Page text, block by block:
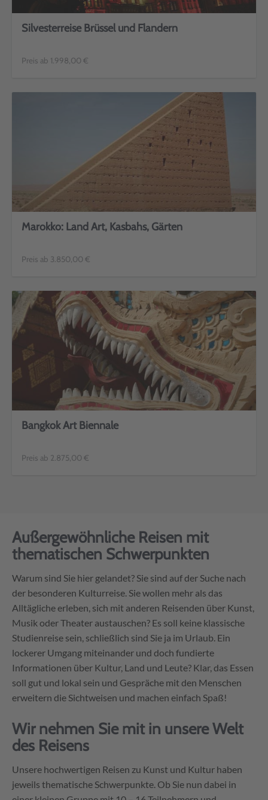
Silvesterreise Brüssel und Flandern
Preis ab 1.998,00 €
Marokko: Land Art, Kasbahs, Gärten
Preis ab 3.850,00 €
Bangkok Art Biennale
Preis ab 2.875,00 €
Außergewöhnliche Reisen mit
thematischen Schwerpunkten
Warum sind Sie hier gelandet? Sie sind auf der Suche nach
der besonderen Kulturreise. Sie wollen mehr als das
Alltägliche erleben, sich mit anderen Reisenden über Kunst,
Musik oder Theater austauschen? Es soll keine klassische
Studienreise sein, schließlich sind Sie ja im Urlaub. Ein
lockerer Umgang miteinander und doch fundierte
Informationen über Kultur, Land und Leute? Klar, das Essen
soll gut und lokal sein und Gespräche mit den Menschen
erweitern die Sichtweisen und machen einfach Spaß!
Wir nehmen Sie mit in unsere Welt
des Reisens
Unsere hochwertigen Reisen zu Kunst und Kultur haben
jeweils thematische Schwerpunkte. Ob Sie nun dabei in